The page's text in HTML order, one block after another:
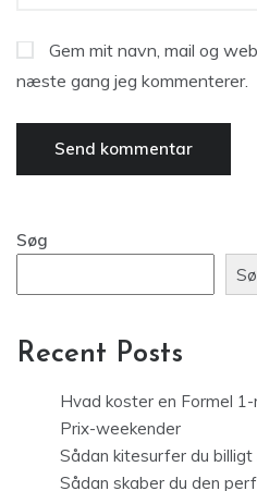
Gem mit navn, mail og
næste gang jeg kommenterer.
Søg
Recent Posts
Hvad koster en Formel
Prix-weekender
Sådan kitesurfer du
Sådan skaber du den